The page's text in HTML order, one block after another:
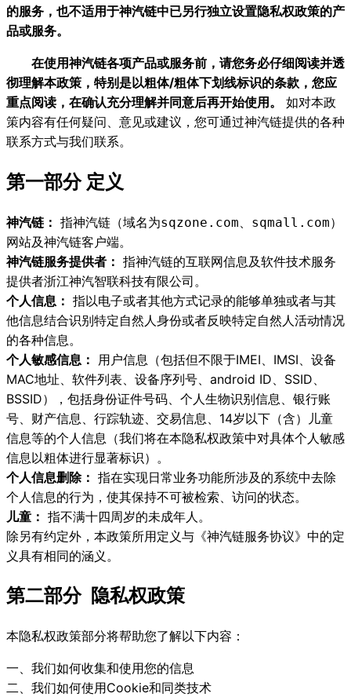
的服务，也不适用于神汽链中已另行独立设置隐私权政策的产
品或服务。
在使用神汽链各项产品或服务前，请您务必仔细阅读并透
彻理解本政策，特别是以粗体/粗体下划线标识的条款，您应
重点阅读，在确认充分理解并同意后再开始使用。
如对本政
策内容有任何疑问、意见或建议，您可通过神汽链提供的各种
联系方式与我们联系。
第一部分 定义
神汽链： 指神汽链（域名为sqzone.com、sqmall.com）
网站及神汽链客户端。
神汽链服务提供者： 指神汽链的互联网信息及软件技术服务
提供者浙江神汽智联科技有限公司。
个人信息： 指以电子或者其他方式记录的能够单独或者与其
他信息结合识别特定自然人身份或者反映特定自然人活动情况
的各种信息。
个人敏感信息：
用户信息（包括但不限于IMEI、IMSI、设备
MAC地址、软件列表、设备序列号、android ID、SSID、
BSSID），包括身份证件号码、个人生物识别信息、银行账
号、财产信息、行踪轨迹、交易信息、14岁以下（含）儿童
信息等的个人信息（我们将在本隐私权政策中对具体个人敏感
信息以粗体进行显著标识）。
个人信息删除： 指在实现日常业务功能所涉及的系统中去除
个人信息的行为，使其保持不可被检索、访问的状态。
儿童： 指不满十四周岁的未成年人。
除另有约定外，本政策所用定义与《神汽链服务协议》中的定
义具有相同的涵义。
第二部分 隐私权政策
本隐私权政策部分将帮助您了解以下内容：
一、我们如何收集和使用您的信息
二、我们如何使用Cookie和同类技术